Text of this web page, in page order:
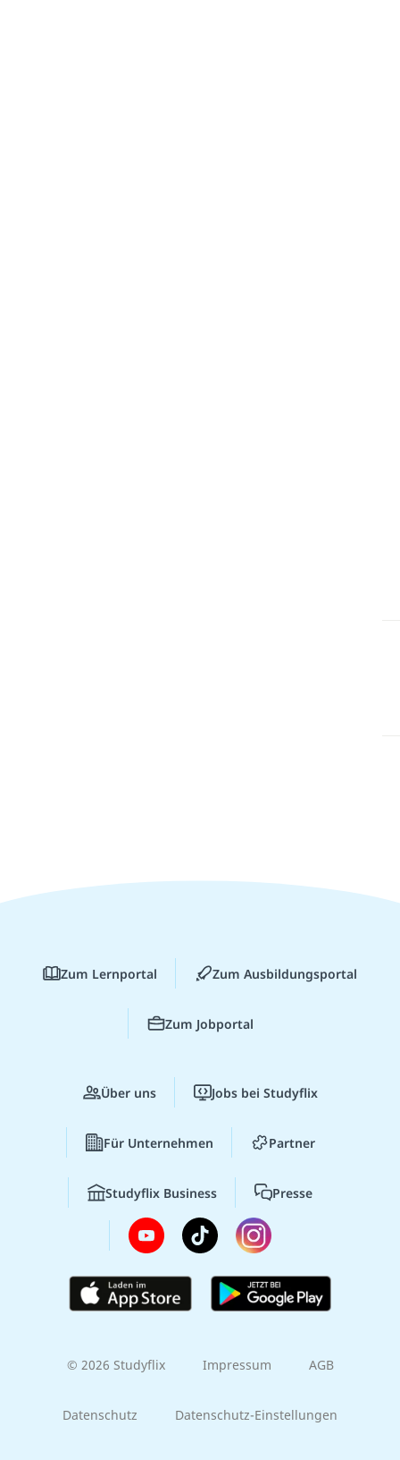
Zum Lernportal Zum Ausbildungsportal
Zum Jobportal
Über uns Jobs bei Studyflix
Für Unternehmen Partner
Studyflix Business Presse
© 2026 Studyflix Impressum AGB
Datenschutz Datenschutz-Einstellungen